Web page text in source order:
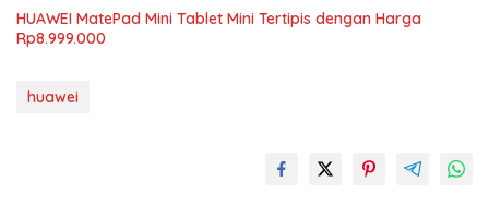
HUAWEI MatePad Mini Tablet Mini Tertipis dengan Harga
Rp8.999.000
huawei